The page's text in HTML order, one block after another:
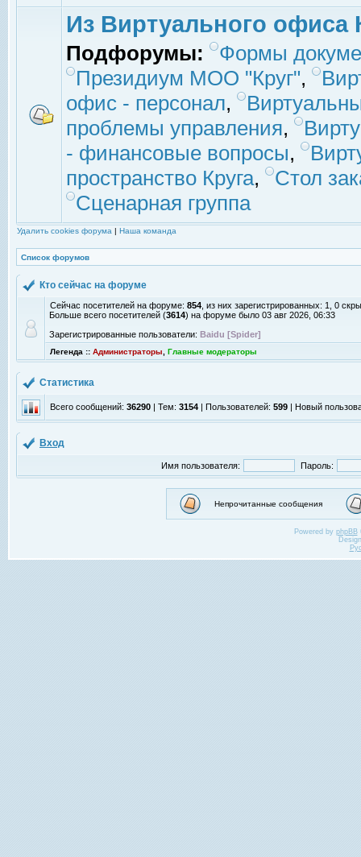
Из Виртуального офиса
Подфорумы:
Формы
Президиум МОО "Круг",
офис - персонал,
проблемы управления,
- финансовые вопросы,
пространство Круга,
Стол
Сценарная группа
Удалить cookies форума | Наша команда
Список форумов
Кто сейчас на форуме
Сейчас посетителей на форуме: 854 , из них зарегистрированных: 1, 0
Больше всего посетителей (3614) на форуме было 03 авг 2026, 06:33
Зарегистрированные пользователи: Baidu [Spider]
Легенда :: Администраторы Главные модераторы
Статистика
Всего сообщений: 36290 | Тем: 3154 | Пользователей: 599 | Новый
Вход
Имя пользователя: Пароль:
Непрочитанные сообщения
Powered by phpBB